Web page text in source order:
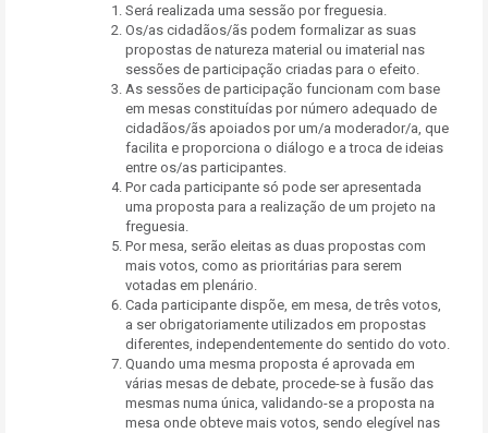
Será realizada uma sessão por freguesia.
Os/as cidadãos/ãs podem formalizar as suas
propostas de natureza material ou imaterial nas
sessões de participação criadas para o efeito.
As sessões de participação funcionam com base
em mesas constituídas por número adequado de
cidadãos/ãs apoiados por um/a moderador/a, que
facilita e proporciona o diálogo e a troca de ideias
entre os/as participantes.
Por cada participante só pode ser apresentada
uma proposta para a realização de um projeto na
freguesia.
Por mesa, serão eleitas as duas propostas com
mais votos, como as prioritárias para serem
votadas em plenário.
Cada participante dispõe, em mesa, de três votos,
a ser obrigatoriamente utilizados em propostas
diferentes, independentemente do sentido do voto.
Quando uma mesma proposta é aprovada em
várias mesas de debate, procede-se à fusão das
mesmas numa única, validando-se a proposta na
mesa onde obteve mais votos, sendo elegível nas